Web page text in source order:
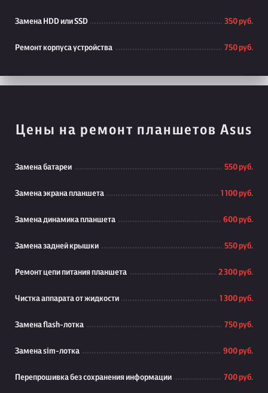
Замена HDD или SSD 350 руб.
Ремонт корпуса устройства 750 руб.
Цены на ремонт планшетов Asus
Замена батареи 550 руб.
Замена экрана планшета 1 100 руб.
Замена динамика планшета 600 руб.
Замена задней крышки 550 руб.
Ремонт цепи питания планшета 2 300 руб.
Чистка аппарата от жидкости 1 300 руб.
Замена flash-лотка 750 руб.
Замена sim-лотка 900 руб.
Перепрошивка без сохранения информации 700 руб.